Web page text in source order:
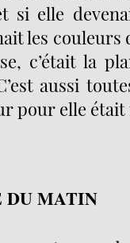
si elle
les couleurs
c’était la
aussi
pour elle
DU MATIN